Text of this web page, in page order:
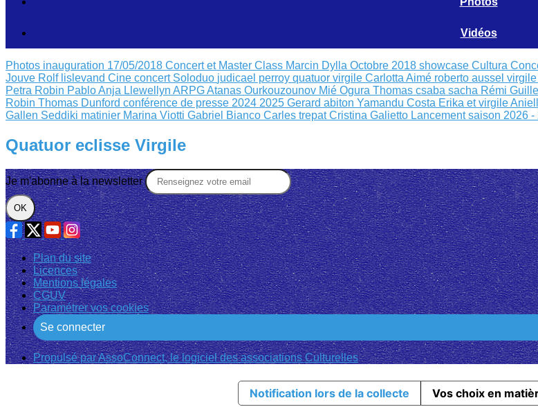
Vidéos
Photos inauguration 17/05/2018 Concert et Master Class Marcin Dylla Octobre 2018 showcase Cultura
Jouve Rolf lislevand Cine concert Soloduo judicael perroy quatuor virgile Carlotta Aimé roberto aussel virgile
Petra Robin Pablo Anja Llewellyn ARPG Atanas Ourkouzounov Mié Ogura Thomas csaba sacha Rémi
Robin Thomas Dunford conférence de presse 2024 2025 Gerard abiton Yamandu Costa Erika et virgile
Gallen Seddiki matinier Marina Viotti Gabriel Bianco Carles trepatCristina Galietto Lancement saison 2026 -
Quatuor eclisse Virgile
Je m'abonne à la newsletter
OK
Plan du site
Licences
Mentions légales
CGUV
Paramétrer vos cookies
Se connecter
Propulsé par AssoConnect, le logiciel des associations Culturelles
Notification lors de la collecte Vos choix en